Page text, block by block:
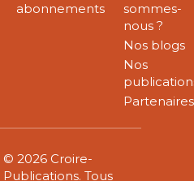
abonnements
sommes-
nous ?
Nos blogs
Nos
Partenaires
© 2026 Croire-
Publications. Tous